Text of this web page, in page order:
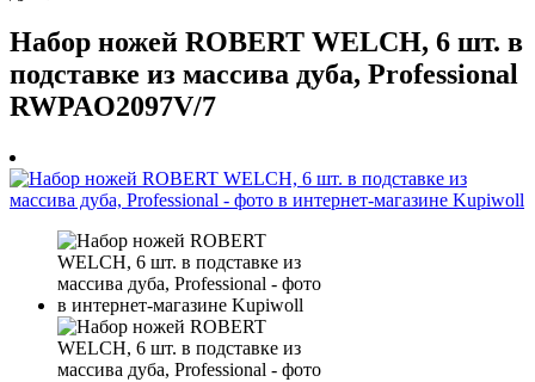
Набор ножей ROBERT WELCH, 6 шт. в
подставке из массива дуба, Professional
RWPAO2097V/7